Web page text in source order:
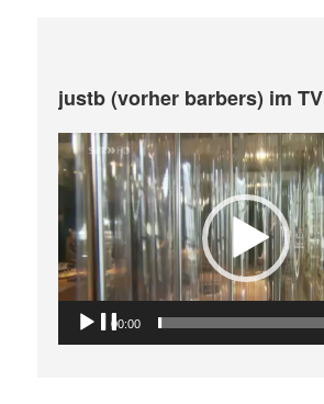
justb (vorher barbers) im TV
Video-
Player
00:00